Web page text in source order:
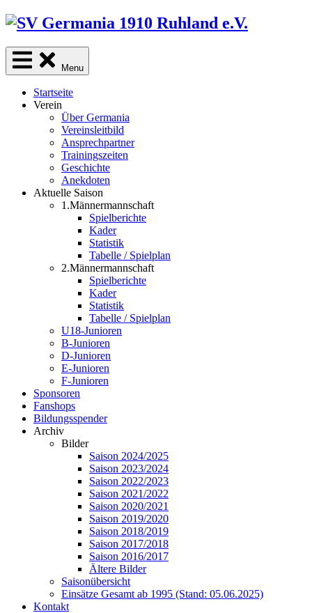
Skip
content
Menu
Startseite
Verein
Über Germania
Vereinsleitbild
Ansprechpartner
Trainingszeiten
Geschichte
Anekdoten
Aktuelle Saison
1.Männermannschaft
Spielberichte
Kader
Statistik
Tabelle / Spielplan
2.Männermannschaft
Spielberichte
Kader
Statistik
Tabelle / Spielplan
U18-Junioren
B-Junioren
D-Junioren
E-Junioren
F-Junioren
Sponsoren
Fanshops
Bildungsspender
Archiv
Bilder
Saison 2024/2025
Saison 2023/2024
Saison 2022/2023
Saison 2021/2022
Saison 2020/2021
Saison 2019/2020
Saison 2018/2019
Saison 2017/2018
Saison 2016/2017
Ältere Bilder
Saisonübersicht
Einsätze Gesamt ab 1995 (Stand: 05.06.2025)
Kontakt